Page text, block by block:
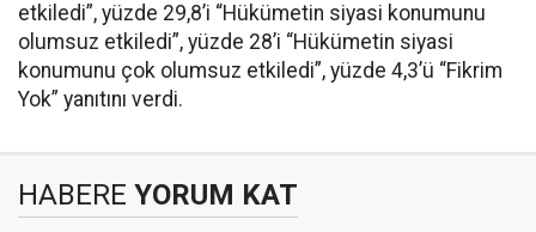
etkiledi”, yüzde 29,8’i “Hükümetin siyasi konumunu
olumsuz etkiledi”, yüzde 28’i “Hükümetin siyasi
konumunu çok olumsuz etkiledi”, yüzde 4,3’ü “Fikrim
Yok” yanıtını verdi.
HABERE YORUM KAT